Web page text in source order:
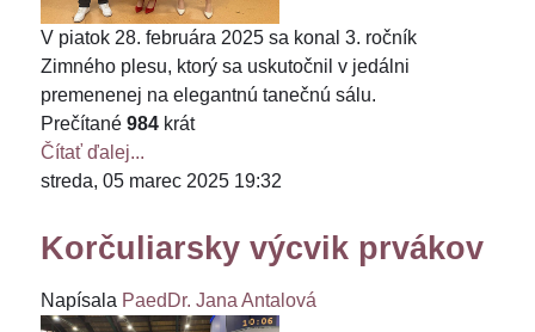
V piatok 28. februára 2025 sa konal 3. ročník
Zimného plesu, ktorý sa uskutočnil v jedálni
premenenej na elegantnú tanečnú sálu.
Prečítané 984 krát
Čítať ďalej...
streda, 05 marec 2025 19:32
Korčuliarsky výcvik prvákov
Napísala PaedDr. Jana Antalová